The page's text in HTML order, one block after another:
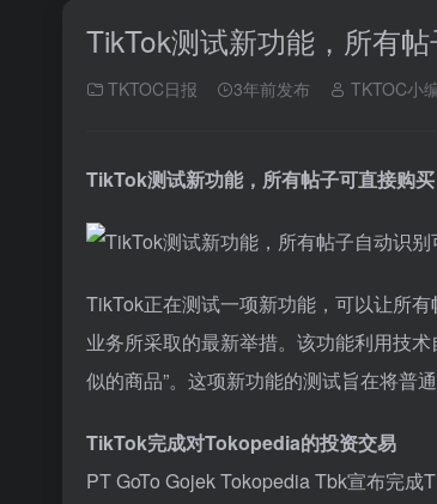
TikTok测试新功能，所有
TKTOC日报 3年前发布 TKTOC小
TikTok测试新功能，所有帖子可直接购买
TikTok正在测试一项新功能，可以让所
业务所采取的最新举措。该功能利用技
似的商品”。这项新功能的测试旨在将普
TikTok完成对Tokopedia的投资交易
PT GoTo Gojek Tokopedia Tbk宣布完